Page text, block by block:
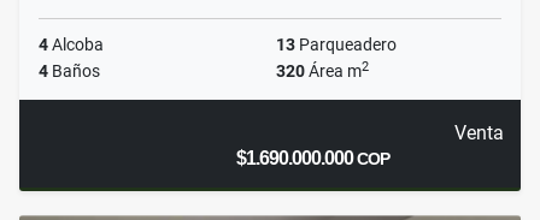
4Alcoba 13 Parqueadero
4 Baños 320Área m2
Venta
$1.690.000.000COP